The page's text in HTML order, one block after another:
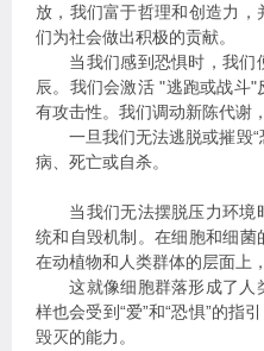
放，我们富于哲理和创造力
们为社会做出积极的贡献。
当我们感到恐惧时，我们
辰。我们会激活 "逃跑或战斗
有攻击性。我们调动新陈代谢
一旦我们无法逃脱或摧毁“
病、死亡或自杀。
当我们无法摆脱压力环境
统和自毁机制。在细胞和细
在动植物和人类群体的层面上
这就像细胞群落形成了人
样也会受到“爱”和“恐惧”的指
毁灭的能力。